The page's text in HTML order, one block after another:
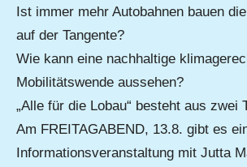
Ist immer mehr Autobahnen bauen
auf der Tangente?
Wie kann eine nachhaltige
Mobilitätswende aussehen?
„Alle für die Lobau“ besteht aus zwei
Am FREITAGABEND, 13.8. gibt es
Informationsveranstaltung mit Jutta